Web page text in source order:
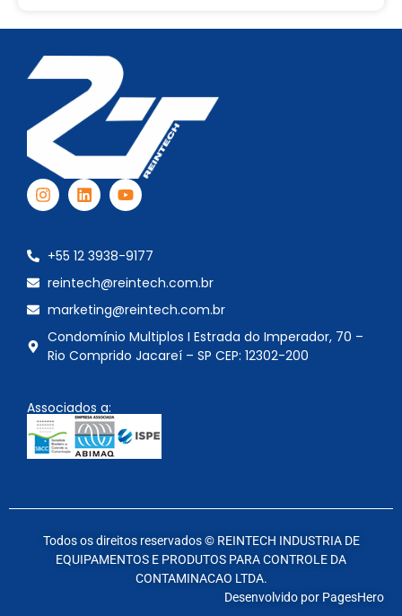
+55 12 3938-9177
reintech@reintech.com.br
marketing@reintech.com.br
Condomínio Multiplos I Estrada do Imperador, 70 –
Rio Comprido Jacareí – SP CEP: 12302-200
Associados a:
Todos os direitos reservados © REINTECH INDUSTRIA DE
EQUIPAMENTOS E PRODUTOS PARA CONTROLE DA
CONTAMINACAO LTDA.
Desenvolvido por PagesHero